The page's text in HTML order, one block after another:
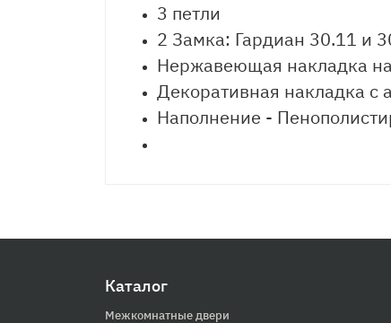
3 петли
2 Замка: Гардиан 30.11 и
Нержавеющая накладка
Декоративная накладка с
Наполнение -
Каталог
Межкомнатные двери